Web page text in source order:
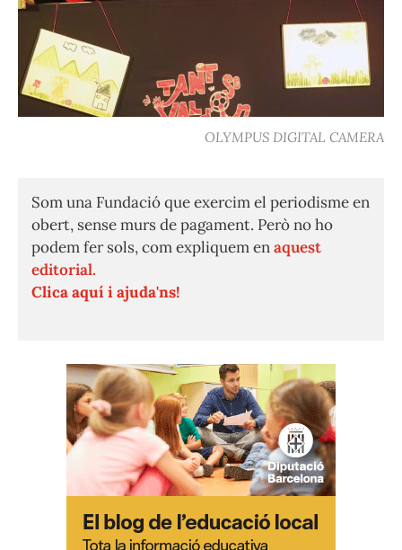
OLYMPUS DIGITAL CAMERA
Som una Fundació que exercim el periodisme en
obert, sense murs de pagament. Però no ho
podem fer sols, com expliquem enaquest
editorial.
Clica aquí i ajuda'ns!